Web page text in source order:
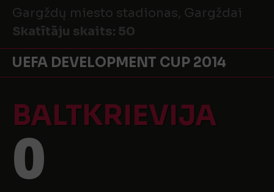
Gargždų miesto stadionas, Gargždai
Skatītāju skaits: 50
UEFA DEVELOPMENT CUP 2014
BALTKRIEVIJA
0